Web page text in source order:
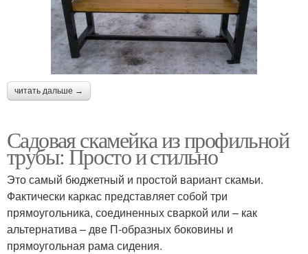
читать дальше →
Садовая скамейка из профильной
трубы: Просто и стильно
Это самый бюджетный и простой вариант скамьи.
Фактически каркас представляет собой три
прямоугольника, соединенных сваркой или – как
альтернатива – две П-образных боковины и
прямоугольная рама сидения.